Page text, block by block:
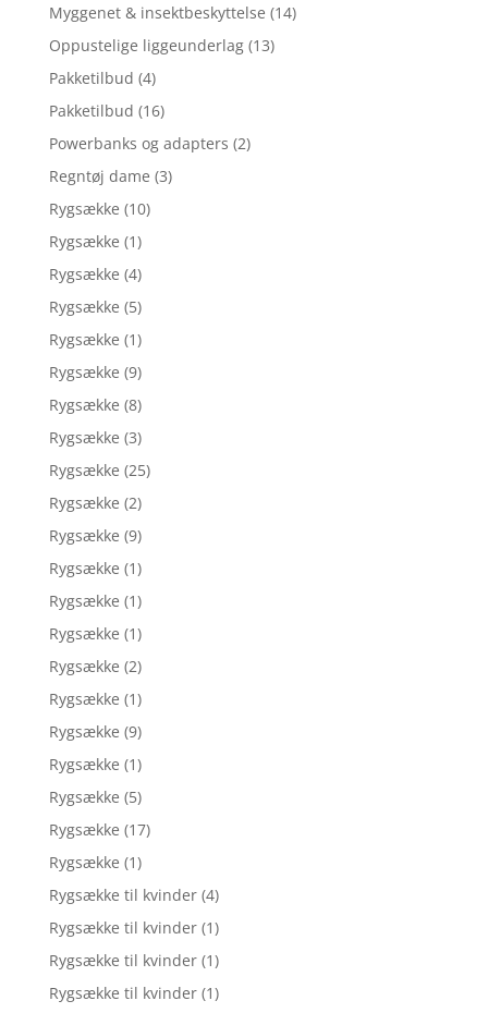
Myggenet & insektbeskyttelse (14)
Oppustelige liggeunderlag (13)
Pakketilbud (4)
Pakketilbud (16)
Powerbanks og adapters (2)
Regntøj dame (3)
Rygsække (10)
Rygsække (1)
Rygsække (4)
Rygsække (5)
Rygsække (1)
Rygsække (9)
Rygsække (8)
Rygsække (3)
Rygsække (25)
Rygsække (2)
Rygsække (9)
Rygsække (1)
Rygsække (1)
Rygsække (1)
Rygsække (2)
Rygsække (1)
Rygsække (9)
Rygsække (1)
Rygsække (5)
Rygsække (17)
Rygsække (1)
Rygsække til kvinder (4)
Rygsække til kvinder (1)
Rygsække til kvinder (1)
Rygsække til kvinder (1)